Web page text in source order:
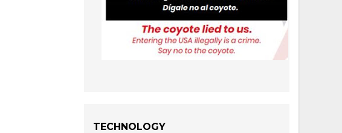
TECHNOLOGY